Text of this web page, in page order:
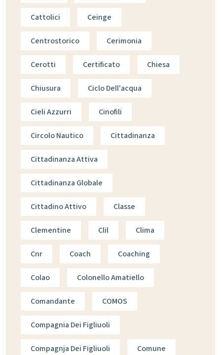
Cattolici Ceinge
Centrostorico Cerimonia
Cerotti Certificato Chiesa
Chiusura Ciclo Dell'acqua
Cieli Azzurri Cinofili
Circolo Nautico Cittadinanza
Cittadinanza Attiva
Cittadinanza Globale
Cittadino Attivo Classe
Clementine Clil Clima
Cnr Coach Coaching
Colao Colonello Amatiello
Comandante COMOS
Compagnia Dei Figliuoli
Compagnja Dei Figliuoli Comune